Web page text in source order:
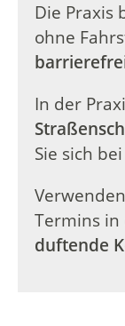
Die Praxis
ohne
In der
Sie sich
Termins in
duftende